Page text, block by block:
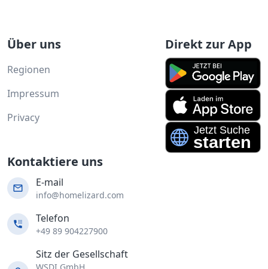
Über uns
Regionen
Impressum
Privacy
Direkt zur App
Kontaktiere uns
E-mail
info@homelizard.com
Telefon
+49 89 904227900
Sitz der Gesellschaft